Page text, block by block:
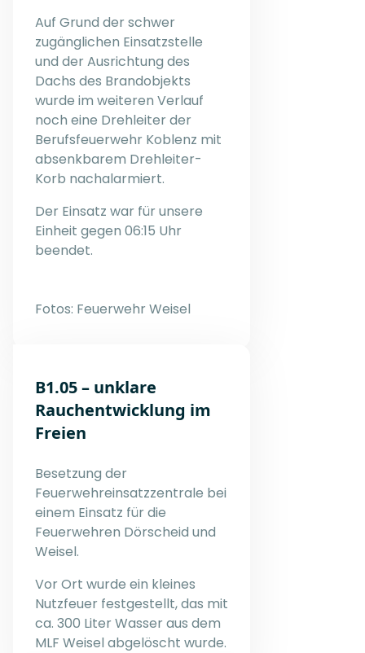
Auf Grund der schwer
zugänglichen Einsatzstelle
und der Ausrichtung des
Dachs des Brandobjekts
wurde im weiteren Verlauf
noch eine Drehleiter der
Berufsfeuerwehr Koblenz mit
absenkbarem Drehleiter-
Korb nachalarmiert.
Der Einsatz war für unsere
Einheit gegen 06:15 Uhr
beendet.
Fotos: Feuerwehr Weisel
B1.05 – unklare
Rauchentwicklung im
Freien
Besetzung der
Feuerwehreinsatzzentrale bei
einem Einsatz für die
Feuerwehren Dörscheid und
Weisel.
Vor Ort wurde ein kleines
Nutzfeuer festgestellt, das mit
ca. 300 Liter Wasser aus dem
MLF Weisel abgelöscht wurde.